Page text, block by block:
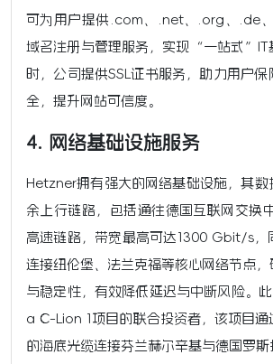
可为用户提供.com、.net、.org、.de
域名注册与管理服务，实现“一站式”IT
时，公司提供SSL证书服务，助力用户
全，提升网站可信度。
4. 网络基础设施服务
Hetzner拥有强大的网络基础设施，其数
余上行链路，包括通往德国互联网交换
高速链路，带宽最高可达1300 Gbit/s，
连接纽伦堡、法兰克福等核心网络节点
与稳定性，有效降低延迟与中断风险。
a C-Lion 1项目的联合投资者，该项目通
的海底光缆连接芬兰赫尔辛基与德国罗